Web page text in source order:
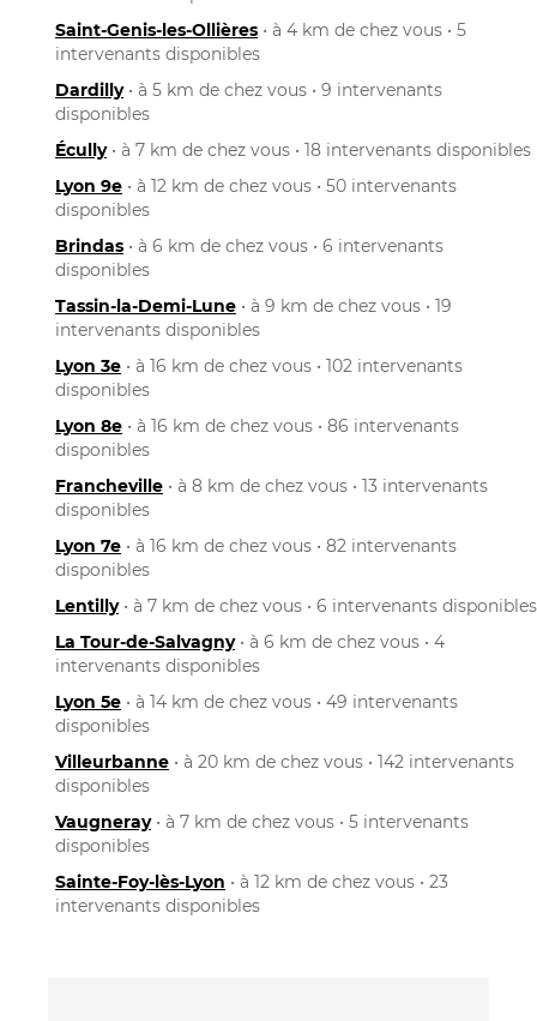
Saint-Genis-les-Ollières • à 4 km de chez vous • 5
intervenants disponibles
Dardilly• à 5 km de chez vous • 9 intervenants
disponibles
Écully• à 7 km de chez vous • 18 intervenants disponibles
Lyon 9e • à 12 km de chez vous • 50 intervenants
disponibles
Brindas • à 6 km de chez vous • 6 intervenants
disponibles
Tassin-la-Demi-Lune • à 9 km de chez vous • 19
intervenants disponibles
Lyon 3e • à 16 km de chez vous • 102 intervenants
disponibles
Lyon 8e • à 16 km de chez vous • 86 intervenants
disponibles
Francheville • à 8 km de chez vous • 13 intervenants
disponibles
Lyon 7e • à 16 km de chez vous • 82 intervenants
disponibles
Lentilly• à 7 km de chez vous • 6 intervenants disponibles
La Tour-de-Salvagny• à 6 km de chez vous • 4
intervenants disponibles
Lyon 5e • à 14 km de chez vous • 49 intervenants
disponibles
Villeurbanne • à 20 km de chez vous • 142 intervenants
disponibles
Vaugneray• à 7 km de chez vous • 5 intervenants
disponibles
Sainte-Foy-lès-Lyon • à 12 km de chez vous • 23
intervenants disponibles